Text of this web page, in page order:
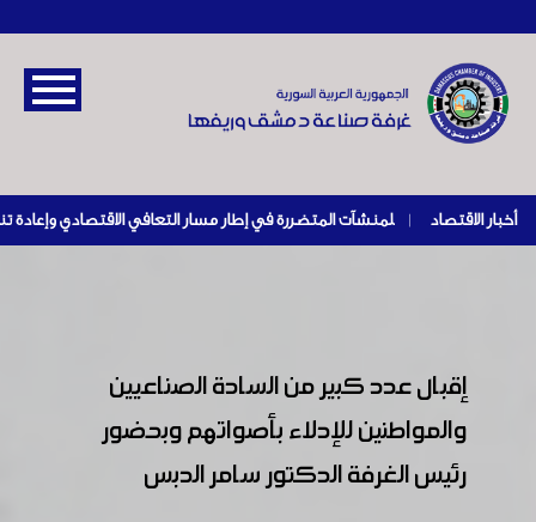
أخبار الاقتصاد |
إقبال عدد كبير من السادة الصناعيين
والمواطنين للإدلاء بأصواتهم وبحضور
رئيس الغرفة الدكتور سامر الدبس